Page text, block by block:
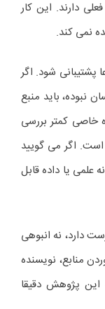
دارند. این کار
نمی کند.
پشتیبانی شود. اگر
نبوده، باید منبع
خاصی کمتر بررسی
اگر می گویید
علمی یا داده قابل
دارد، نه انبوهی
منابع، نویسنده
پژوهش دقیقا